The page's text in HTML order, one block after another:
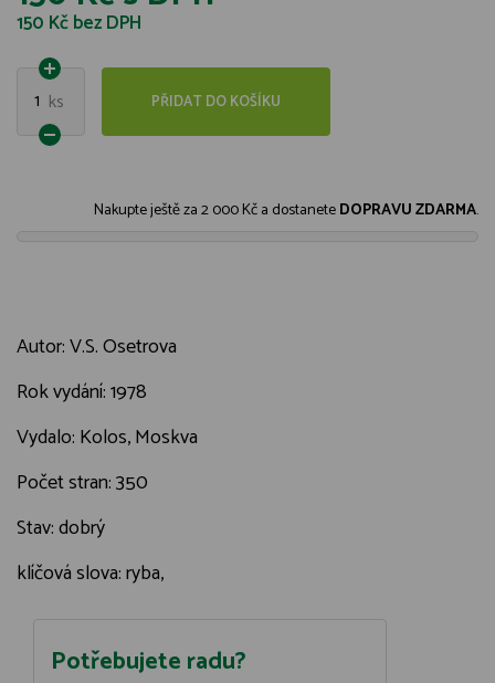
150 Kčbez DPH
1 ks PŘIDAT DO KOŠÍKU
Nakupte ještě za2 000 Kča dostaneteDOPRAVU ZDARMA.
Autor: V.S. Osetrova
Rok vydání: 1978
Vydalo: Kolos, Moskva
Počet stran: 350
Stav: dobrý
klíčová slova: ryba,
Potřebujete radu?